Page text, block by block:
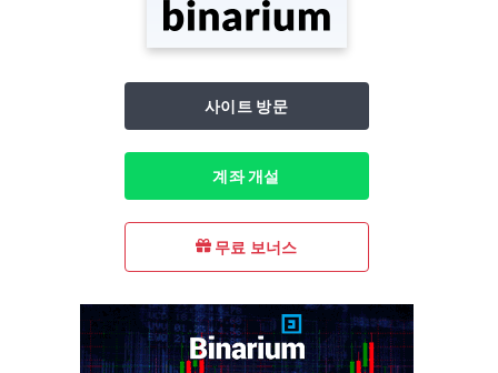
사이트 방문
계좌 개설
무료 보너스